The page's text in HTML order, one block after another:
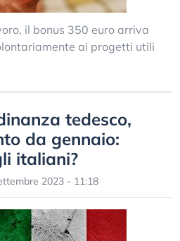
il bonus 350 euro arriva
ai progetti utili
tedesco,
da gennaio:
italiani?
2023 - 11:18